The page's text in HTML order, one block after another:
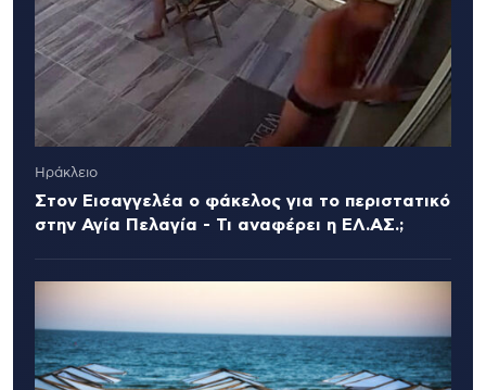
Ηράκλειο
Στον Εισαγγελέα ο φάκελος για το περιστατικό
στην Αγία Πελαγία - Τι αναφέρει η ΕΛ.ΑΣ.;